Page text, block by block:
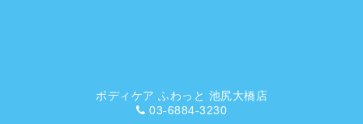
ボディケア ふわっと 池尻大橋店
03-6884-3230